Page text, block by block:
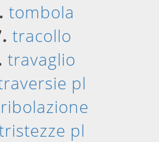
tombola
tracollo
travaglio
pl
pl